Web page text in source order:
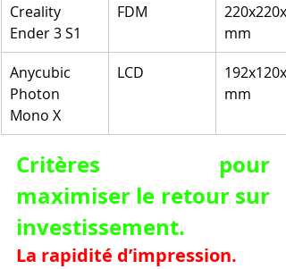
Creality
Ender 3 S1
FDM
mm
Anycubic
Photon
Mono X
LCD
mm
Critères pour
maximiser le retour sur
investissement.
La rapidité d’impression.